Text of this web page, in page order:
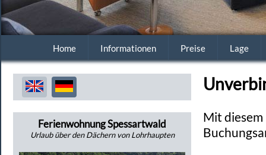
Home Informationen Preise Lage
Ferienwohnung Spessartwald
Urlaub über den Dächern von Lohrhaupten
Mit